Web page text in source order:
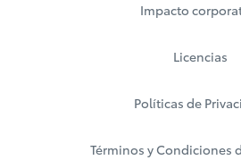
Impacto
Licencias
Políticas de
Términos y Condiciones